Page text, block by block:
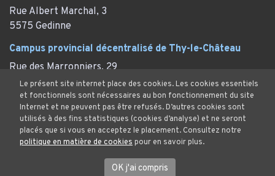
Rue Albert Marchal, 3
5575 Gedinne
Campus provincial décentralisé de Thy-le-Château
Rue des Marronniers, 29
Thy-le-Château (Walcourt)
Mentions Légales
Protection des données et cookies
© Province de Namur. Tous droits réservés.
Le présent site internet place des cookies. Les cookies essentiels
et fonctionnels sont nécessaires au bon fonctionnement du site
Internet et ne peuvent pas être refusés. D’autres cookies sont
utilisés à des fins statistiques (cookies d’analyse) et ne seront
placés que si vous en acceptez le placement. Consultez notre
politique en matière de cookiespour en savoir plus.
OK j'ai compris